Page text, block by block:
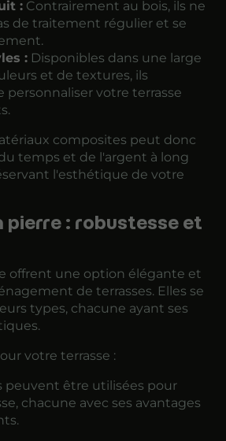
:Contrairement au bois, ils ne
de traitement régulier et se
:Disponibles dans une large
et de textures, ils
votre terrasse
composites peut donc
temps et de l'argent à long
l'esthétique de votre
pierre : robustesse et
offrent une option élégante et
de terrasses. Elles se
types, chacune ayant ses
votre terrasse :
peuvent être utilisées pour
chacune avec ses avantages